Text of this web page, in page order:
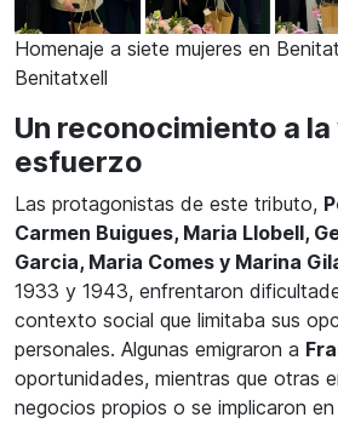
Homenaje a siete mujeres en
Benitatxell
Un reconocimiento a
esfuerzo
Las protagonistas de este tributo,
Carmen Buigues, Maria Llobell,
Garcia, Maria Comes y Marina
1933 y 1943, enfrentaron
contexto social que limitaba sus
personales. Algunas emigraron a
oportunidades, mientras que otras
negocios propios o se implicaron